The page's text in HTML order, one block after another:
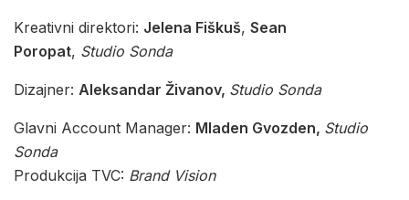
Kreativni direktori: Jelena Fiškuš, Sean
Poropat, Studio Sonda
Dizajner: Aleksandar Živanov, Studio Sonda
Glavni Account Manager: Mladen Gvozden, Studio
Sonda
Produkcija TVC: Brand Vision